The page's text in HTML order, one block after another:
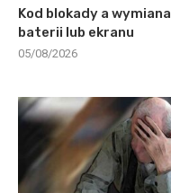
Kod blokady a wymiana
baterii lub ekranu
05/08/2026